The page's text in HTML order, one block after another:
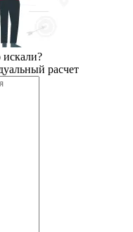
расчет